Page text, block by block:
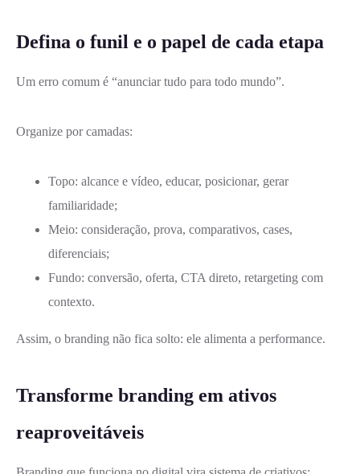
Defina o funil e o papel de cada etapa
Um erro comum é “anunciar tudo para todo mundo”.
Organize por camadas:
Topo: alcance e vídeo, educar, posicionar, gerar
familiaridade;
Meio: consideração, prova, comparativos, cases,
diferenciais;
Fundo: conversão, oferta, CTA direto, retargeting com
contexto.
Assim, o branding não fica solto: ele alimenta a performance.
Transforme branding em ativos
reaproveitáveis